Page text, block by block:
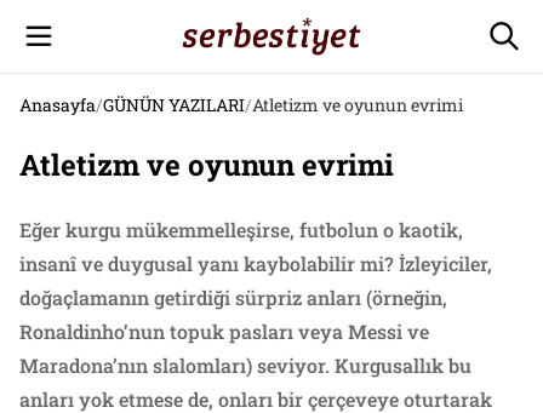
Anasayfa/GÜNÜN YAZILARI/Atletizm ve oyunun evrimi
Atletizm ve oyunun evrimi
Eğer kurgu mükemmelleşirse, futbolun o kaotik,
insanî ve duygusal yanı kaybolabilir mi? İzleyiciler,
doğaçlamanın getirdiği sürpriz anları (örneğin,
Ronaldinho’nun topuk pasları veya Messi ve
Maradona’nın slalomları) seviyor. Kurgusallık bu
anları yok etmese de, onları bir çerçeveye oturtarak